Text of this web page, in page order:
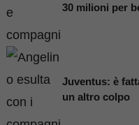
30 milioni per
Juventus: è
un altro colpo